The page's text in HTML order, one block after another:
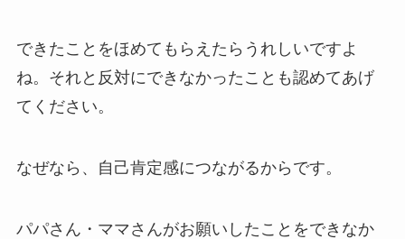
できたことをほめてもらえたらうれしいですよ
ね。それと反対にできなかったことも認めてあげ
てください。
なぜなら、自己肯定感につながるからです。
パパさん・ママさんがお願いしたことをできなか